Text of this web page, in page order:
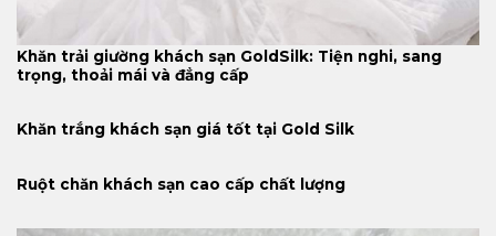
Khăn trải giường khách sạn GoldSilk: Tiện nghi, sang
trọng, thoải mái và đẳng cấp
Khăn trắng khách sạn giá tốt tại Gold Silk
Ruột chăn khách sạn cao cấp chất lượng